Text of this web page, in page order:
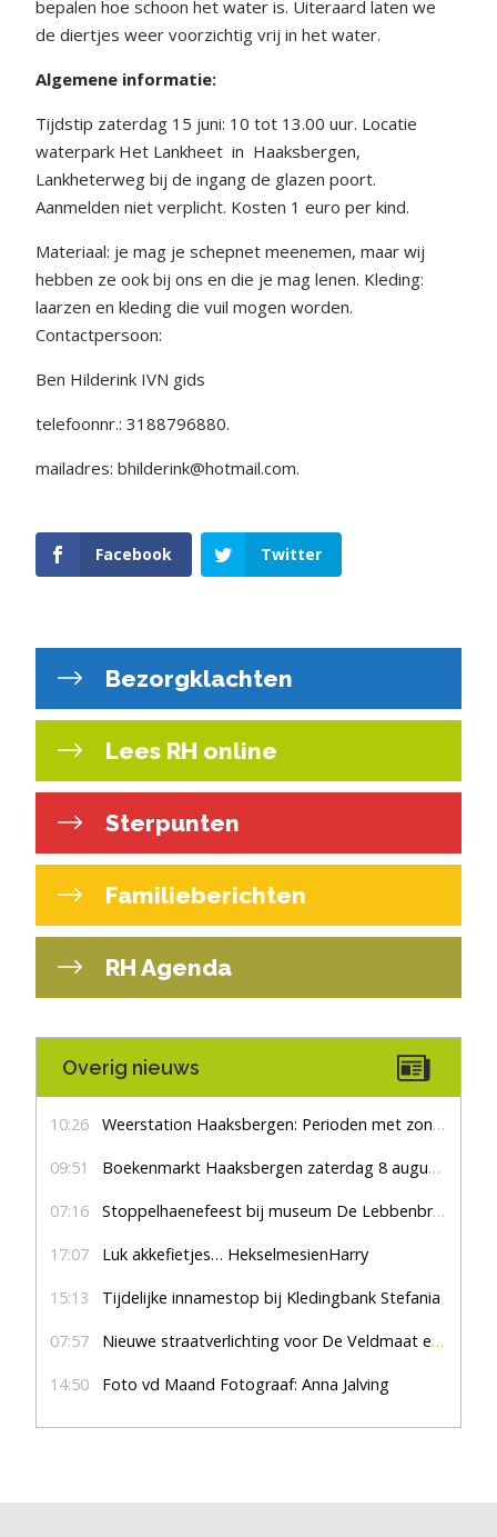
bepalen hoe schoon het water is. Uiteraard laten we
de diertjes weer voorzichtig vrij in het water.
Algemene informatie:
Tijdstip zaterdag 15 juni: 10 tot 13.00 uur. Locatie
waterpark Het Lankheet in Haaksbergen,
Lankheterweg bij de ingang de glazen poort.
Aanmelden niet verplicht. Kosten 1 euro per kind.
Materiaal: je mag je schepnet meenemen, maar wij
hebben ze ook bij ons en die je mag lenen. Kleding:
laarzen en kleding die vuil mogen worden.
Contactpersoon:
Ben Hilderink IVN gids
telefoonnr.: 3188796880.
mailadres: bhilderink@hotmail.com.
Facebook Twitter
Bezorgklachten
Lees RH online
Sterpunten
Familieberichten
RH Agenda
Overig nieuws
10:26 Weerstation Haaksbergen: Perioden met zon en droog
09:51 Boekenmarkt Haaksbergen zaterdag 8 augustus, marktplein Haaksbergen
07:16 Stoppelhaenefeest bij museum De Lebbenbrugge
17:07 Luk akkefietjes… HekselmesienHarry
15:13 Tijdelijke innamestop bij Kledingbank Stefania
07:57 Nieuwe straatverlichting voor De Veldmaat en De Pas
14:50 Foto vd Maand Fotograaf: Anna Jalving